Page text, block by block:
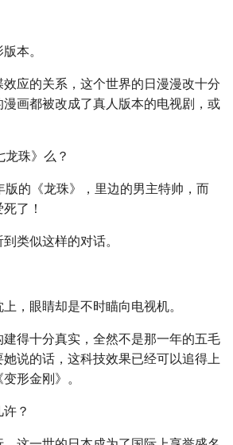
本。
应的关系，这个世界的日漫漫改十分
画都被改成了真人版本的电视剧，或
珠》么？
版的《龙珠》，里边的男主特帅，而
了！
类似这样的对话。
，眼睛却是不时瞄向电视机。
得十分真实，全然不是那一年的五毛
说的话，这科技效果已经可以追得上
形金刚》。
？